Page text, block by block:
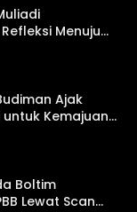
Menuju
Saing
Ajak
untuk Kemajuan
Boltim
Lewat Scan